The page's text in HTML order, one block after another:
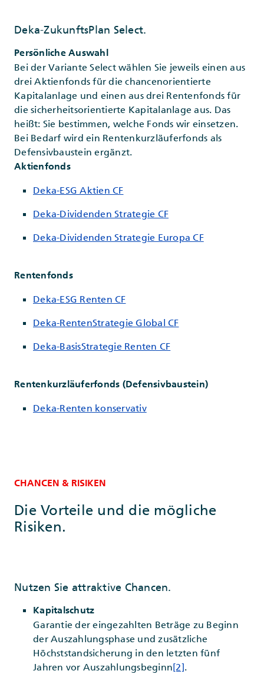
Deka-ZukunftsPlan Select.
Persönliche Auswahl
Bei der Variante Select wählen Sie jeweils einen aus
drei Aktienfonds für die chancenorientierte
Kapitalanlage und einen aus drei Rentenfonds für
die sicherheitsorientierte Kapitalanlage aus. Das
heißt: Sie bestimmen, welche Fonds wir einsetzen.
Bei Bedarf wird ein Rentenkurzläuferfonds als
Defensivbaustein ergänzt.
Aktienfonds
Deka-ESG Aktien CF
Deka-Dividenden Strategie CF
Deka-Dividenden Strategie Europa CF
Rentenfonds
Deka-ESG Renten CF
Deka-RentenStrategie Global CF
Deka-BasisStrategie Renten CF
Rentenkurzläuferfonds (Defensivbaustein)
Deka-Renten konservativ
CHANCEN & RISIKEN
Die Vorteile und die mögliche
Risiken.
Nutzen Sie attraktive Chancen.
Kapitalschutz
Garantie der eingezahlten Beträge zu Beginn
der Auszahlungsphase und zusätzliche
Höchststandsicherung in den letzten fünf
Jahren vor Auszahlungsbeginn[2].